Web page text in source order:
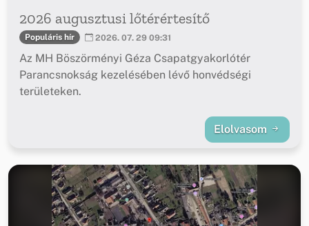
2026 augusztusi lőtérértesítő
Populáris hír 2026. 07. 29 09:31
Az MH Böszörményi Géza Csapatgyakorlótér
Parancsnokság kezelésében lévő honvédségi
területeken.
Elolvasom